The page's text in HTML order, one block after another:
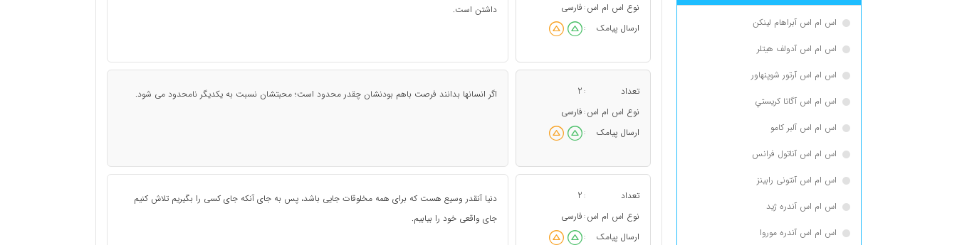
اس ام اس آبراهام لینکن
اس ام اس آدولف هیتلر
اس ام اس آرتور شوپنهاور
اس ام اس آگاتا كريستي
اس ام اس آلبر کامو
اس ام اس آناتول فرانس
اس ام اس آنتونی رابینز
اس ام اس آندره ژید
اس ام اس آندره موروا
نوع اس ام اس : فارسی
ارسال پیامک
:
داشتن است.
تعداد :
2
نوع اس ام اس : فارسی
ارسال پیامک
:
‏‏اگر انسانها بدانند فرصت باهم بودنشان چقدر محدود است؛ محبتشان نسبت به یکدیگر نامحدود می شود.
تعداد :
2
نوع اس ام اس : فارسی
ارسال پیامک
:
دنیا آنقدر وسیع هست که برای همه مخلوقات جایی باشد، پس به جای آنکه جای کسی را بگیریم تلاش کنیم
جای واقعی خود را بیابیم.